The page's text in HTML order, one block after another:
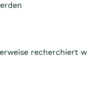
recherchiert